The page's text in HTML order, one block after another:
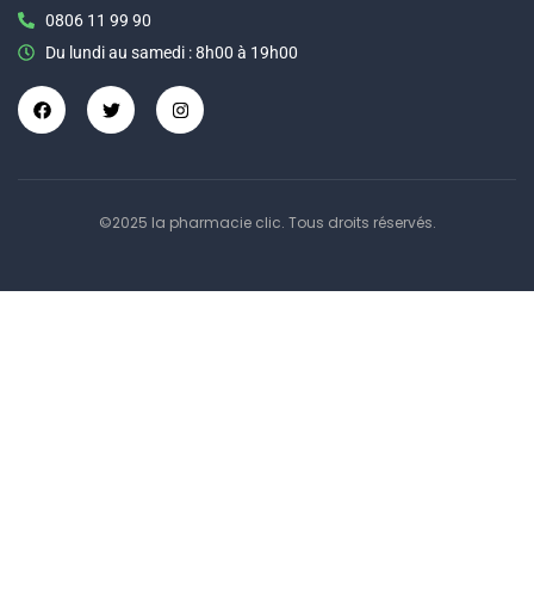
0806 11 99 90
Du lundi au samedi : 8h00 à 19h00
©2025 la pharmacie clic. Tous droits réservés.